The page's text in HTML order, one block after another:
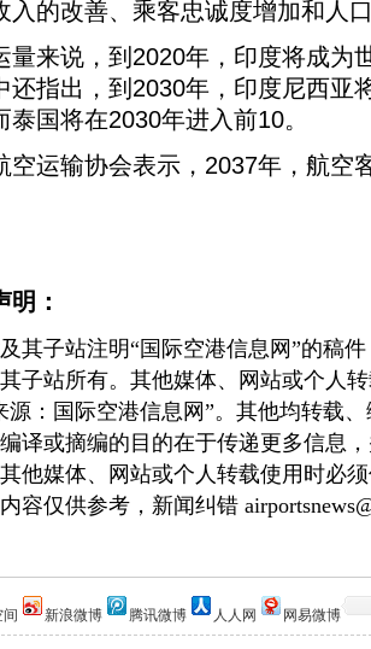
入的改善、乘客忠诚度增加和人
来说，到2020年，印度将成为
还指出，到2030年，印度尼西亚
泰国将在2030年进入前10。
运输协会表示，2037年，航空
明：
子站注明“国际空港信息网”的稿件
子站所有。其他媒体、网站或个人
源：国际空港信息网”。其他均转载
译或摘编的目的在于传递更多信息
他媒体、网站或个人转载使用时必
容仅供参考，新闻纠错
新浪微博 腾讯微博 人人网 网易微博